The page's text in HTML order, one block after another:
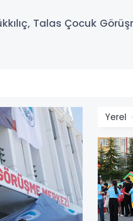
Talas Çocuk
Yerel